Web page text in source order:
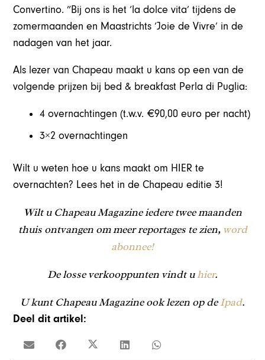
Convertino. ”Bij ons is het ‘la dolce vita’ tijdens de
zomermaanden en Maastrichts ‘Joie de Vivre’ in de
nadagen van het jaar.
Als lezer van Chapeau maakt u kans op een van de
volgende prijzen bij bed & breakfast Perla di Puglia:
4 overnachtingen (t.w.v. €90,00 euro per nacht)
3×2 overnachtingen
Wilt u weten hoe u kans maakt om HIER te
overnachten? Lees het in de Chapeau editie 3!
Wilt u Chapeau Magazine iedere twee maanden
thuis ontvangen om meer reportages te zien, word
abonnee!
De losse verkooppunten vindt uhier.
U kunt Chapeau Magazine ook lezen op deIpad.
Deel dit artikel: